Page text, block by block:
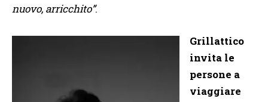
nuovo, arricchito”.
Grillattico
invita le
persone a
viaggiare